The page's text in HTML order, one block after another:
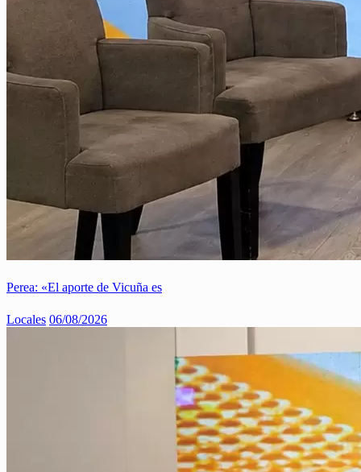
Perea: «El aporte de Vicuña es
Locales 06/08/2026